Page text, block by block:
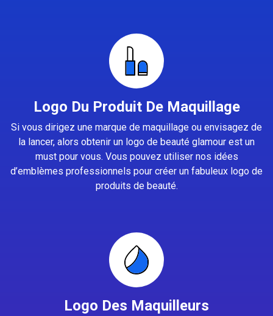
Logo Du Produit De Maquillage
Si vous dirigez une marque de maquillage ou envisagez de
la lancer, alors obtenir un logo de beauté glamour est un
must pour vous. Vous pouvez utiliser nos idées
d’emblèmes professionnels pour créer un fabuleux logo de
produits de beauté.
Logo Des Maquilleurs